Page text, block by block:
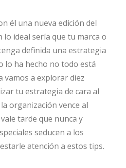
él una nueva edición del
lo ideal sería que tu marca o
definida una estrategia
lo ha hecho no todo está
vamos a explorar diez
tu estrategia de cara al
organización vence al
tarde que nunca y
seducen a los
atención a estos tips.